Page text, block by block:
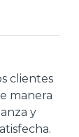
clientes
manera
y